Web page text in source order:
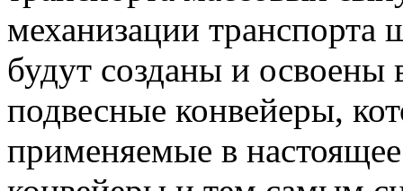
механизации транспорта
будут созданы и освоены
подвесные конвейеры,
применяемые в